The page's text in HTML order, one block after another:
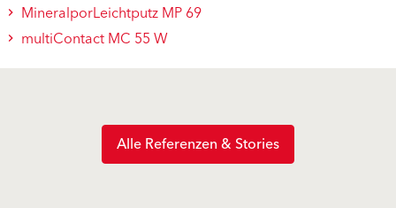
MineralporLeichtputz MP 69
multiContact MC 55 W
Alle Referenzen & Stories